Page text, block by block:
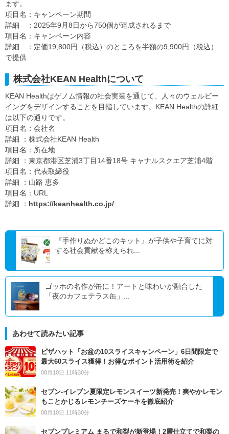
ます。
項目名：キャンペーン期間
詳細 ：2025年9月8日から750個が達成されるまで
項目名：キャンペーン内容
詳細 ：定価19,800円（税込）のところを半額の9,900円（税込）
で提供
株式会社KEAN Healthについて
KEAN Healthはゲノム情報の社会実装を通じて、人々のウェルビー
イングをデザインすることを目指しています。KEAN Healthの詳細
は以下の通りです。
項目名：会社名
詳細 ：株式会社KEAN Health
項目名：所在地
詳細 ：東京都港区芝浦3丁目14番18号 キャナルスクエア芝浦4階
項目名：代表取締役
詳細 ：山路 恵多
項目名：URL
詳細 ： https://keanhealth.co.jp/
『手作りぬかどこのキット』が子供や子育てに対
する社会貢献を称えられ...
ゴッホの名作が缶に！アートと味わいが融合した
「夜のカフェテラス缶」...
あわせて読みたい記事
ピザハット「お盆の10スライスキャンペーン」6日間限定で
最大60スライス獲得！お得なポイント活用術を紹介
08月10日 11時30分
セブン‐イレブン夏限定レモンスイーツ新発売！爽やかレモン
もことかじるレモンチーズケーキを徹底紹介
08月10日 11時30分
セブンプレミアム まるで和梨が新登場！2層仕立てで和梨の